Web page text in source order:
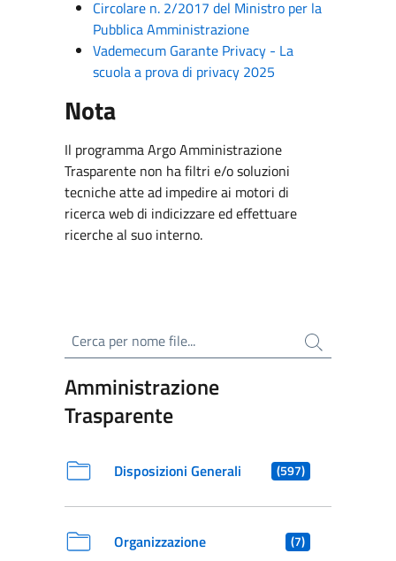
Circolare n. 2/2017 del Ministro per la
Pubblica Amministrazione
Vademecum Garante Privacy - La
scuola a prova di privacy 2025
Nota
Il programma Argo Amministrazione
Trasparente non ha filtri e/o soluzioni
tecniche atte ad impedire ai motori di
ricerca web di indicizzare ed effettuare
ricerche al suo interno.
Cerca per nome file
Amministrazione
Trasparente
Disposizioni Generali (597)
Organizzazione (7)